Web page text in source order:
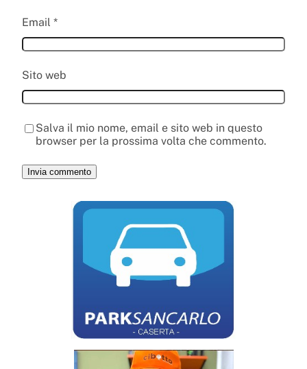
Email *
Sito web
Salva il mio nome, email e sito web in questo
browser per la prossima volta che commento.